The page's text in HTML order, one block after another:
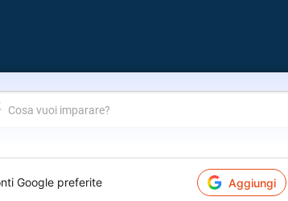
Google preferite Aggiungi